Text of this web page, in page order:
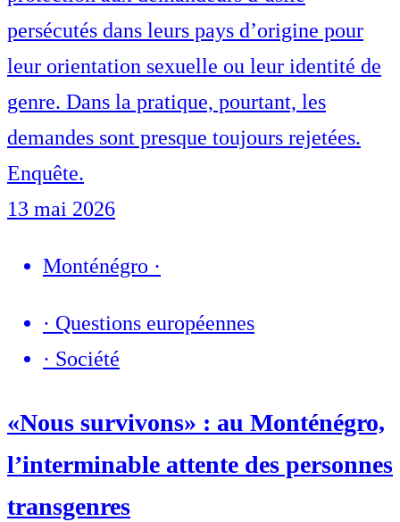
persécutés dans leurs pays d’origine pour
leur orientation sexuelle ou leur identité de
genre. Dans la pratique, pourtant, les
demandes sont presque toujours rejetées.
Enquête.
13 mai 2026
Monténégro ·
· Questions européennes
· Société
«Nous survivons» : au Monténégro,
l’interminable attente des personnes
transgenres